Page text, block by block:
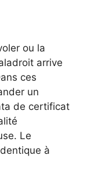
ou la
arrive
ces
un
de certificat
Le
à